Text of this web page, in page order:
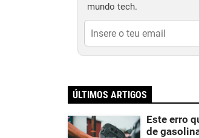
mundo tech.
ÚLTIMOS ARTIGOS
Este erro
de